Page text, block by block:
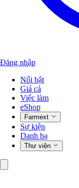
Đăng nhập
Nổi bật
Giá cả
Việc làm
eShop
Farmext
Sự kiện
Danh bạ
Thư viện